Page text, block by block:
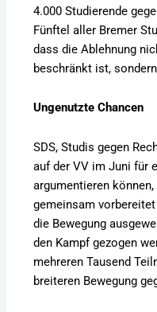
4.000 Studierende
Fünftel aller Bremer
dass die Ablehnung
beschränkt ist,
Ungenutzte Chancen
SDS, Studis gegen
auf der VV im Juni für
argumentieren
gemeinsam
die Bewegung
den Kampf gezogen
mehreren Tausend
breiteren Bewegung